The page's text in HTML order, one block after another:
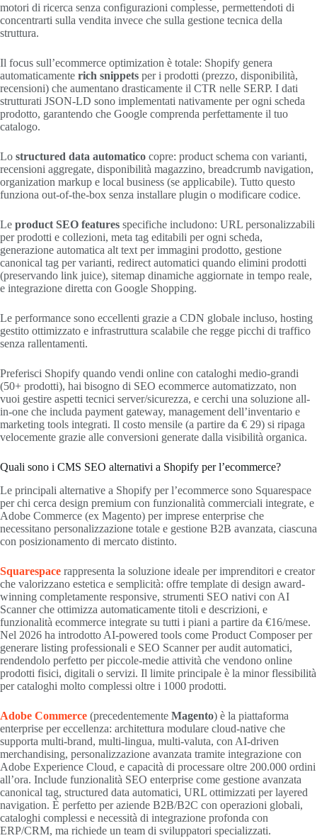
motori di ricerca senza configurazioni complesse, permettendoti di
concentrarti sulla vendita invece che sulla gestione tecnica della
struttura.
Il focus sull’ecommerce optimization è totale: Shopify genera
automaticamente rich snippets per i prodotti (prezzo, disponibilità,
recensioni) che aumentano drasticamente il CTR nelle SERP. I dati
strutturati JSON-LD sono implementati nativamente per ogni scheda
prodotto, garantendo che Google comprenda perfettamente il tuo
catalogo.
Lo structured data automatico copre: product schema con varianti,
recensioni aggregate, disponibilità magazzino, breadcrumb navigation,
organization markup e local business (se applicabile). Tutto questo
funziona out-of-the-box senza installare plugin o modificare codice.
Le product SEO features specifiche includono: URL personalizzabili
per prodotti e collezioni, meta tag editabili per ogni scheda,
generazione automatica alt text per immagini prodotto, gestione
canonical tag per varianti, redirect automatici quando elimini prodotti
(preservando link juice), sitemap dinamiche aggiornate in tempo reale,
e integrazione diretta con Google Shopping.
Le performance sono eccellenti grazie a CDN globale incluso, hosting
gestito ottimizzato e infrastruttura scalabile che regge picchi di traffico
senza rallentamenti.
Preferisci Shopify quando vendi online con cataloghi medio-grandi
(50+ prodotti), hai bisogno di SEO ecommerce automatizzato, non
vuoi gestire aspetti tecnici server/sicurezza, e cerchi una soluzione all-
in-one che includa payment gateway, management dell’inventario e
marketing tools integrati. Il costo mensile (a partire da € 29) si ripaga
velocemente grazie alle conversioni generate dalla visibilità organica.
Quali sono i CMS SEO alternativi a Shopify per l’ecommerce?
Le principali alternative a Shopify per l’ecommerce sono Squarespace
per chi cerca design premium con funzionalità commerciali integrate, e
Adobe Commerce (ex Magento) per imprese enterprise che
necessitano personalizzazione totale e gestione B2B avanzata, ciascuna
con posizionamento di mercato distinto.
Squarespace rappresenta la soluzione ideale per imprenditori e creator
che valorizzano estetica e semplicità: offre template di design award-
winning completamente responsive, strumenti SEO nativi con AI
Scanner che ottimizza automaticamente titoli e descrizioni, e
funzionalità ecommerce integrate su tutti i piani a partire da €16/mese.
Nel 2026 ha introdotto AI-powered tools come Product Composer per
generare listing professionali e SEO Scanner per audit automatici,
rendendolo perfetto per piccole-medie attività che vendono online
prodotti fisici, digitali o servizi. Il limite principale è la minor flessibilità
per cataloghi molto complessi oltre i 1000 prodotti.
Adobe Commerce (precedentemente Magento) è la piattaforma
enterprise per eccellenza: architettura modulare cloud-native che
supporta multi-brand, multi-lingua, multi-valuta, con AI-driven
merchandising, personalizzazione avanzata tramite integrazione con
Adobe Experience Cloud, e capacità di processare oltre 200.000 ordini
all’ora. Include funzionalità SEO enterprise come gestione avanzata
canonical tag, structured data automatici, URL ottimizzati per layered
navigation. È perfetto per aziende B2B/B2C con operazioni globali,
cataloghi complessi e necessità di integrazione profonda con
ERP/CRM, ma richiede un team di sviluppatori specializzati.